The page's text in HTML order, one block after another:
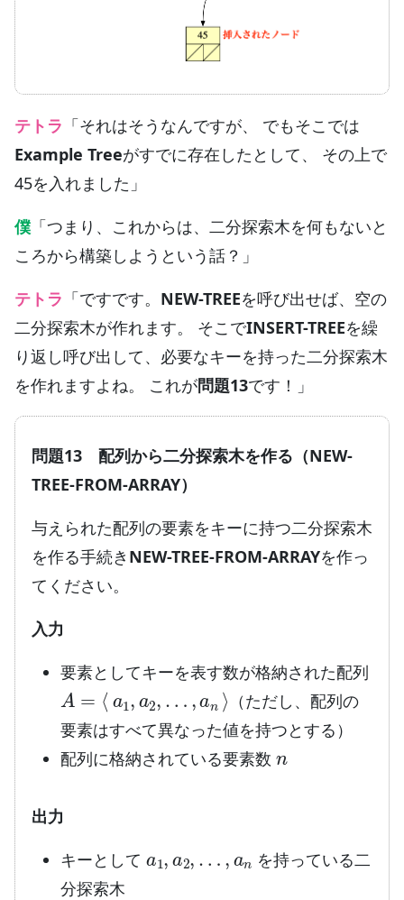
テトラ 「それはそうなんですが、 でもそこでは
Example Treeがすでに存在したとして、 その上で
45を入れました」
僕 「つまり、これからは、二分探索木を何もないと
ころから構築しようという話？」
テトラ 「ですです。 NEW-TREEを呼び出せば、空の
二分探索木が作れます。 そこでINSERT-TREEを繰
り返し呼び出して、必要なキーを持った二分探索木
を作れますよね。 これが問題13です！」
問題13 配列から二分探索木を作る（NEW-
TREE-FROM-ARRAY）
与えられた配列の要素をキーに持つ二分探索木
を作る手続き NEW-TREE-FROM-ARRAYを作っ
てください。
入力
要素としてキーを表す数が格納された配列
A=⟨a1,a 2 … n ⟩
（ただし、配列の
要素はすべて異なった値を持つとする）
配列に格納されている要素数
n
出力
キーとして
を持っている二
分探索木